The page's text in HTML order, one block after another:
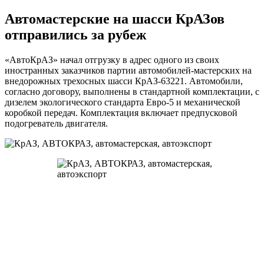
Автомастерские на шасси КрАЗов
отправились за рубеж
«АвтоКрАЗ» начал отгрузку в адрес одного из своих
иностранных заказчиков партии автомобилей-мастерских на
внедорожных трехосных шасси КрАЗ-63221. Автомобили,
согласно договору, выполнены в стандартной комплектации, с
дизелем экологического стандарта Евро-5 и механической
коробкой передач. Комплектация включает предпусковой
подогреватель двигателя.